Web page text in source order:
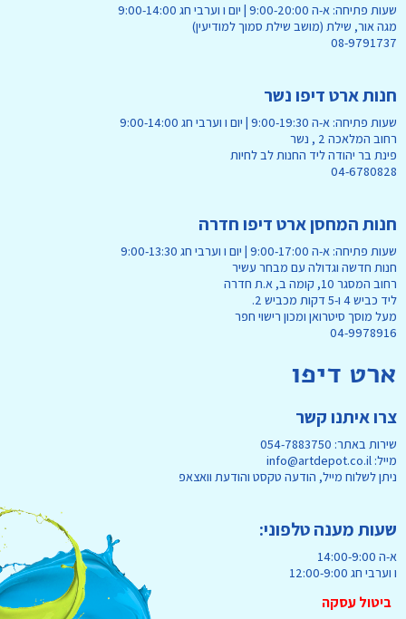
שעות פתיחה: א-ה 9:00-20:00 | יום ו וערבי חג 9:00-14:00
מגה אור, שילת (מושב שילת סמוך למודיעין)
08-9791737
חנות ארט דיפו נשר
שעות פתיחה: א-ה 9:00-19:30 | יום ו וערבי חג 9:00-14:00
רחוב המלאכה 2 , נשר
פינת בר יהודה ליד החנות לב לחיות
04-6780828
חנות המחסן ארט דיפו חדרה
שעות פתיחה: א-ה 9:00-17:00 | יום ו וערבי חג 9:00-13:30
חנות חדשה וגדולה עם מבחר עשיר
רחוב המסגר 10, קומה ב, א.ת חדרה
ליד כביש 4 ו-5 דקות מכביש 2.
מעל מוסך סיטרואן ומכון רישוי חפר
04-9978916
ארט דיפו
צרו איתנו קשר
שירות באתר: 054-7883750
מייל: info@artdepot.co.il
ניתן לשלוח מייל, הודעה טקסט והודעת וואצאפ
שעות מענה טלפוני:
א-ה 14:00-9:00
ו וערבי חג 12:00-9:00
ביטול עסקה